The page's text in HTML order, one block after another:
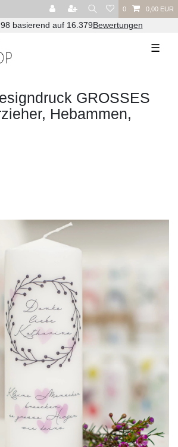
0 0,00 EUR
basierend auf 16.379Bewertungen
☰
GROSSES
Hebammen,